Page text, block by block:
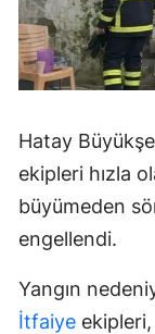
Hatay
ekipleri hızla
büyümeden
engellendi.
Yangın
İtfaiye ekipleri,